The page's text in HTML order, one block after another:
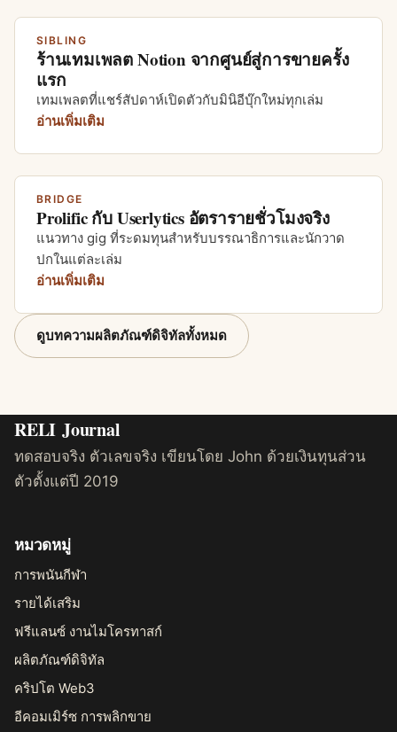
SIBLING
ร้านเทมเพลต Notion จากศูนย์สู่การขายครั้ง
แรก
เทมเพลตที่แชร์สัปดาห์เปิดตัวกับมินิอีบุ๊กใหม่ทุกเล่ม
อ่านเพิ่มเติม
BRIDGE
Prolific กับ Userlytics อัตรารายชั่วโมงจริง
แนวทาง gig ที่ระดมทุนสำหรับบรรณาธิการและนักวาด
ปกในแต่ละเล่ม
อ่านเพิ่มเติม
ดูบทความผลิตภัณฑ์ดิจิทัลทั้งหมด
RELI Journal
ทดสอบจริง ตัวเลขจริง เขียนโดย John ด้วยเงินทุนส่วน
ตัวตั้งแต่ปี 2019
หมวดหมู่
การพนันกีฬา
รายได้เสริม
ฟรีแลนซ์ งานไมโครทาสก์
ผลิตภัณฑ์ดิจิทัล
คริปโต Web3
อีคอมเมิร์ซ การพลิกขาย